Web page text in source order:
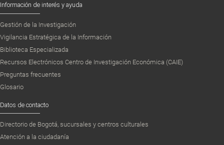
Información de interés y ayuda
Gestión de la Investigación
Vigilancia Estratégica de la Información
Biblioteca Especializada
Recursos Electrónicos Centro de Investigación Económica (CAIE)
Preguntas frecuentes
Glosario
Datos de contacto
Directorio de Bogotá, sucursales y centros culturales
Atención a la ciudadanía